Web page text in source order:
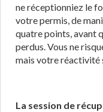
ne réceptionniez le
votre permis, de
quatre points, avant
perdus. Vous ne
mais votre réactivité
La session de